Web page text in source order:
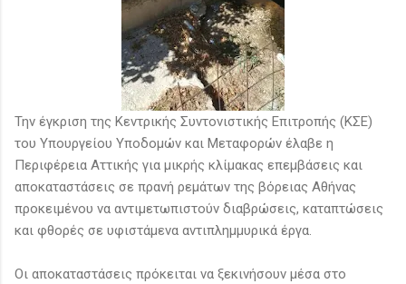
Την έγκριση της Κεντρικής Συντονιστικής Επιτροπής (ΚΣΕ)
του Υπουργείου Υποδομών και Μεταφορών έλαβε η
Περιφέρεια Αττικής για μικρής κλίμακας επεμβάσεις και
αποκαταστάσεις σε πρανή ρεμάτων της βόρειας Αθήνας
προκειμένου να αντιμετωπιστούν διαβρώσεις, καταπτώσεις
και φθορές σε υφιστάμενα αντιπλημμυρικά έργα.
Οι αποκαταστάσεις πρόκειται να ξεκινήσουν μέσα στο